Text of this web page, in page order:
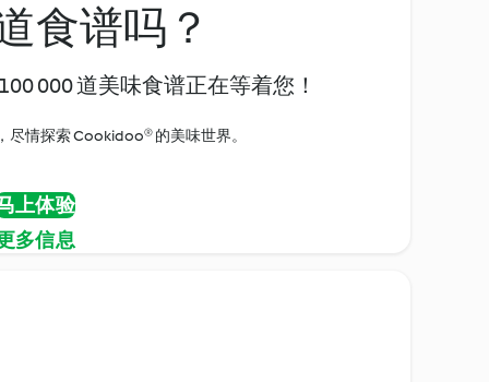
食谱吗？
000 道美味食谱正在等着您！
情探索 Cookidoo® 的美味世界。
上体验
多信息